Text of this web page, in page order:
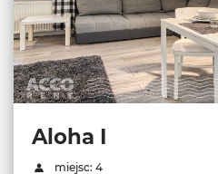
Aloha I
miejsc: 4